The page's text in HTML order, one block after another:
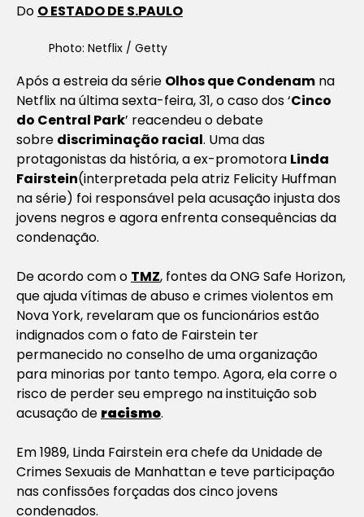
Do O ESTADO DE S.PAULO
Photo: Netflix / Getty
Após a estreia da série Olhos que Condenam na
Netflix na última sexta-feira, 31, o caso dos ‘Cinco
do Central Park’ reacendeu o debate
sobre discriminação racial. Uma das
protagonistas da história, a ex-promotora Linda
Fairstein(interpretada pela atriz Felicity Huffman
na série) foi responsável pela acusação injusta dos
jovens negros e agora enfrenta consequências da
condenação.
De acordo com o TMZ, fontes da ONG Safe Horizon,
que ajuda vítimas de abuso e crimes violentos em
Nova York, revelaram que os funcionários estão
indignados com o fato de Fairstein ter
permanecido no conselho de uma organização
para minorias por tanto tempo. Agora, ela corre o
risco de perder seu emprego na instituição sob
acusação de racismo.
Em 1989, Linda Fairstein era chefe da Unidade de
Crimes Sexuais de Manhattan e teve participação
nas confissões forçadas dos cinco jovens
condenados.